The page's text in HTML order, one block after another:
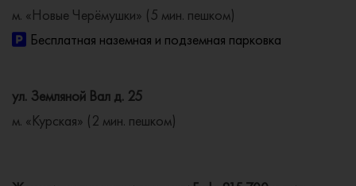
м. «Новые Черёмушки» (5 мин. пешком)
Бесплатная наземная и подземная парковка
ул. Земляной Вал д. 25
м. «Курская» (2 мин. пешком)